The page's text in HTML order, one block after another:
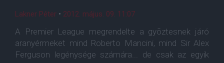
Lakner Péter • 2012. május. 09. 11:07
A Premier League megrendelte a gyõztesnek járó
aranyérmeket mind Roberto Mancini, mind Sir Alex
Ferguson legénysége számára... de csak az egyik